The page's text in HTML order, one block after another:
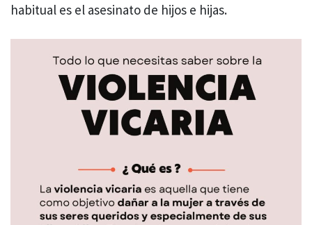
habitual es el asesinato de hijos e hijas.